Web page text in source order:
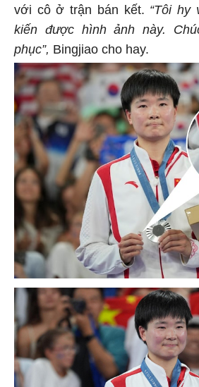
với cô ở trận bán kết. “Tôi hy
kiến được hình ảnh này.
phục”, Bingjiao cho hay.